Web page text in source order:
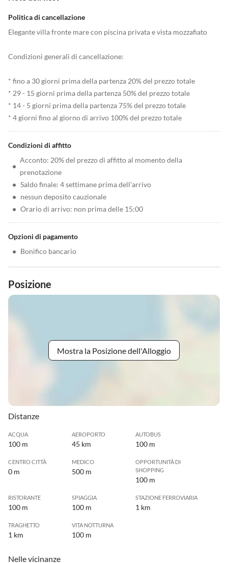
Politica di cancellazione
Elegante villa fronte mare con piscina privata e vista mozzafiato
Condizioni generali di cancellazione:
* fino a 30 giorni prima della partenza 20% del prezzo totale
* 29 - 15 giorni prima della partenza 50% del prezzo totale
* 14 - 5 giorni prima della partenza 75% del prezzo totale
* 4 giorni fino al giorno di arrivo 100% del prezzo totale
Condizioni di affitto
•
Acconto: 20% del prezzo di affitto al momento della
prenotazione
• Saldo finale: 4 settimane prima dell'arrivo
• nessun deposito cauzionale
• Orario di arrivo: non prima delle 15:00
Opzioni di pagamento
• Bonifico bancario
Posizione
Mostra la Posizione dell'Alloggio
Distanze
ACQUA
100 m
AEROPORTO
45 km
AUTOBUS
100 m
CENTRO CITTÀ
0 m
MEDICO
500 m
OPPORTUNITÀ DI
SHOPPING
100 m
RISTORANTE
100 m
SPIAGGIA
100 m
STAZIONE FERROVIARIA
1 km
TRAGHETTO
1 km
VITA NOTTURNA
100 m
Nelle vicinanze